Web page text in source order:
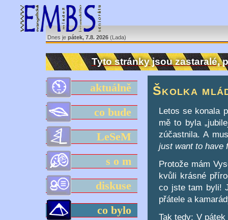
Dnes je pátek, 7.8. 2026 (Lada)
Tyto stránky jsou zastaralé,
aktuálně
co bude
LeSeM
s o m
diskuse
co bylo
Školka
Letos se konala
mě to byla
zúčastnila. A
just want to have
Protože mám
kvůli krásné
co jste tam byli!
přátele a
Tak tedy: V